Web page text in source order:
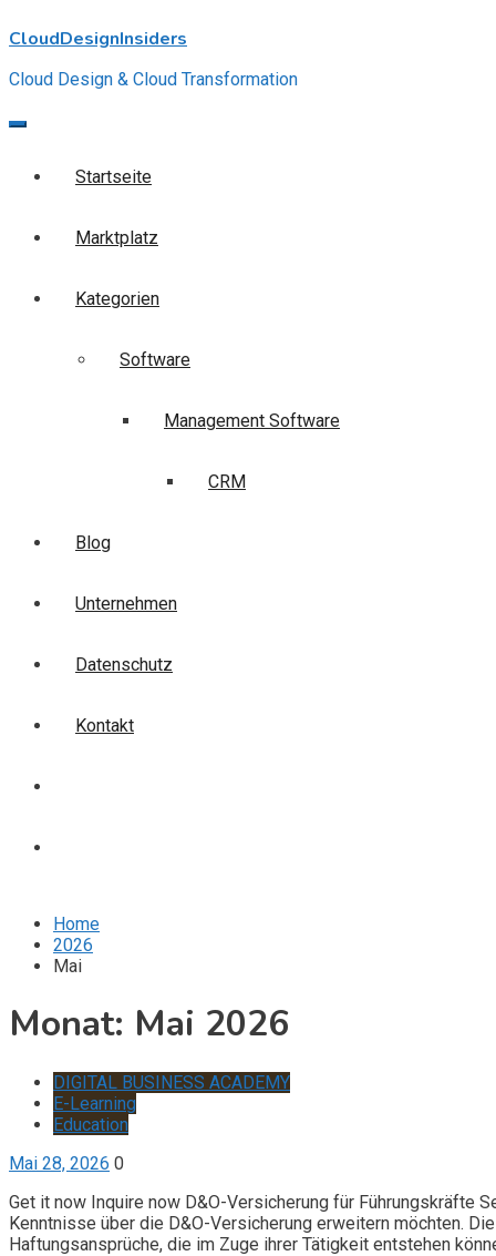
to
CloudDesignInsiders
Cloud Design & Cloud Transformation
Startseite
Marktplatz
Kategorien
Software
Management Software
CRM
Blog
Unternehmen
Datenschutz
Kontakt
Home
2026
Mai
Monat: Mai 2026
DIGITAL BUSINESS ACADEMY
E-Learning
Education
Mai 28, 2026 0
Get it now Inquire now D&O-Versicherung für Führungskräfte
Kenntnisse über die D&O-Versicherung erweitern möchten.
Haftungsansprüche, die im Zuge ihrer Tätigkeit entstehen